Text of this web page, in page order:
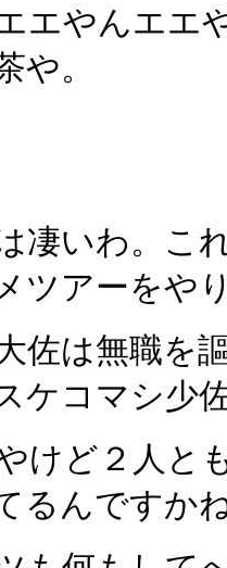
エやんエエ
や。
凄いわ。こ
ツアーをや
佐は無職を
ケコマシ少
けど２人と
るんですか